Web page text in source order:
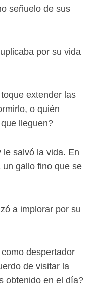
señuelo de sus
por su vida
extender las
o quién
lleguen?
le salvó la vida. En
gallo fino que se
a implorar por su
despertador
de visitar la
obtenido en el día?